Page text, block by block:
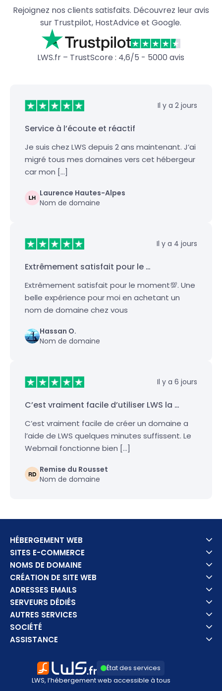
Rejoignez nos clients satisfaits. Découvrez leur avis
sur Trustpilot, HostAdvice et Google.
LWS.fr – TrustScore : 4,6/5 - 5000 avis
Il y a 2 jours
Service à l’écoute et réactif
Je suis chez LWS depuis 2 ans maintenant. J’ai
migré tous mes domaines vers cet hébergeur
car mon […]
Laurence Hautes-Alpes
Nom de domaine
Il y a 4 jours
Extrêmement satisfait pour le …
Extrêmement satisfait pour le moment💯. Une
belle expérience pour moi en achetant un
nom de domaine chez vous
Hassan O.
Nom de domaine
Il y a 6 jours
C’est vraiment facile d’utiliser LWS la …
C’est vraiment facile de créer un domaine a
l’aide de LWS quelques minutes suffissent. Le
Webmail fonctionne bien […]
Remise du Rousset
Nom de domaine
HÉBERGEMENT WEB
SITES E-COMMERCE
NOMS DE DOMAINE
CRÉATION DE SITE WEB
ADRESSES EMAILS
SERVEURS DÉDIÉS
AUTRES SERVICES
SOCIÉTÉ
ASSISTANCE
État des services
LWS, l’hébergement web accessible à tous